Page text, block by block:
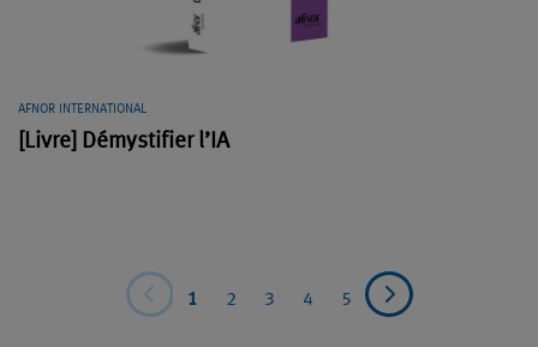
AFNOR INTERNATIONAL
[Livre] Démystifier l’IA
1 2 3 4 5